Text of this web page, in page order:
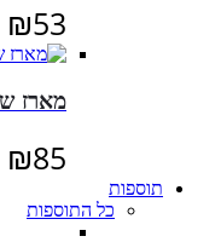
₪53
מארז
₪85
תוספות
כל התוספות